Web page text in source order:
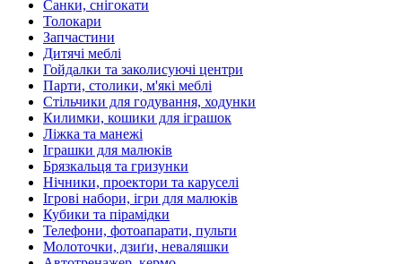
Санки, снігокати
Толокари
Запчастини
Дитячі меблі
Гойдалки та заколисуючі центри
Парти, столики, м'які меблі
Стільчики для годування, ходунки
Килимки, кошики для іграшок
Ліжка та манежі
Іграшки для малюків
Брязкальця та гризунки
Нічники, проектори та каруселі
Ігрові набори, ігри для малюків
Кубики та пірамідки
Телефони, фотоапарати, пульти
Молоточки, дзиґи, неваляшки